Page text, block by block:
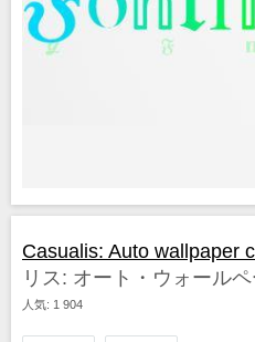
Casualis: Auto wallpaper
リス: オート・ウォール
人気: 1 904